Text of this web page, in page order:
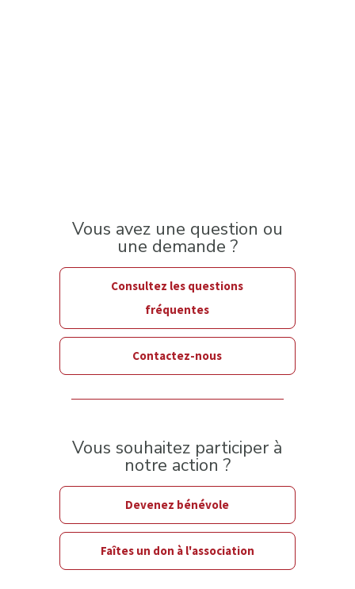
Vous avez une question ou
une demande ?
Consultez les questions
fréquentes
Contactez-nous
Vous souhaitez participer à
notre action ?
Devenez bénévole
Faîtes un don à l'association